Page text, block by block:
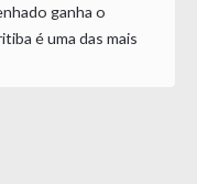
ganha o
é uma das mais